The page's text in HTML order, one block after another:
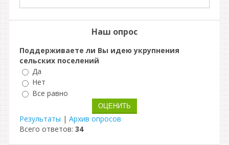
Наш опрос
Поддерживаете ли Вы идею укрупнения
сельских поселений
Да
Нет
Все равно
Результаты | Архив опросов
Всего ответов: 34